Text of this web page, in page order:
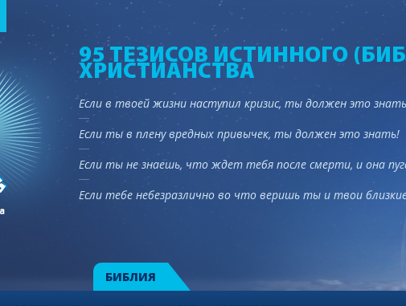
95 ТЕЗИСОВ ИСТИННОГО
ХРИСТИАНСТВА
Если в твоей жизни наступил кризис, ты должен это
Если ты в плену вредных привычек, ты должен это знать!
Если ты не знаешь, что ждет тебя после смерти, и она
Если тебе небезразлично во что веришь ты и твои
БИБЛИЯ